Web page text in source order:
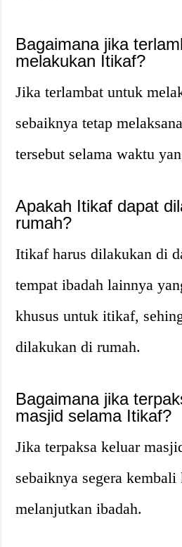
Bagaimana jika
melakukan Itikaf?
Jika terlambat untuk
sebaiknya tetap
tersebut selama waktu
Apakah Itikaf dapat
rumah?
Itikaf harus dilakukan di
tempat ibadah lainnya
khusus untuk itikaf,
dilakukan di rumah.
Bagaimana jika
masjid selama Itikaf?
Jika terpaksa keluar
sebaiknya segera
melanjutkan ibadah.